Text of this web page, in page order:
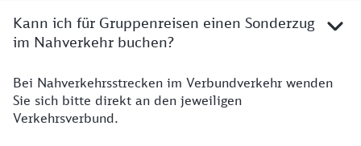
Kann ich für Gruppenreisen einen Sonderzug
im Nahverkehr buchen?
Bei Nahverkehrsstrecken im Verbundverkehr wenden
Sie sich bitte direkt an den jeweiligen
Verkehrsverbund.